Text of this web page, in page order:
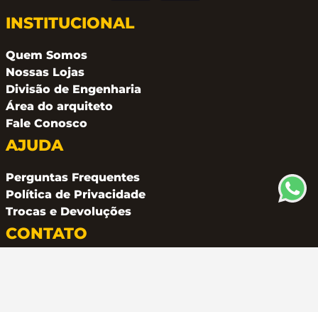
INSTITUCIONAL
Quem Somos
Nossas Lojas
Divisão de Engenharia
Área do arquiteto
Fale Conosco
AJUDA
Perguntas Frequentes
Política de Privacidade
Trocas e Devoluções
CONTATO